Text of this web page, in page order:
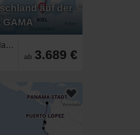
auf der
GAMA
Europa, Nordeuropa,Island,Arktis,Skandinavien,Norwegen,Ostsee,Schottland,Deutschland,Westeuropa,Schweden,Vereinigtes Königreich,Norwegische Fjorde,Britische Inseln
ab 3.689 €